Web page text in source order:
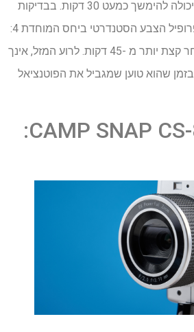
בתשלום יחיד המצלמה יכולה להימשך כמעט 30 דקות. בבדיקות
שלי צילמתי באמצעות פרופיל הצבע הסטנדרטי ביחס המוחדת 4:
3, והמצלמה נפטרה לאחר קצת יותר מ -45 דקות. לרוע המזל, אינך
יכול להשתמש ב- CS-8 בזמן שהוא טוען שמגביל את הפוטנציאל
סקירה של CAMP SNAP CS-8: